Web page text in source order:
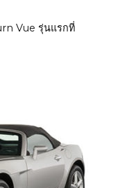
Vue รุ่นแรกที่